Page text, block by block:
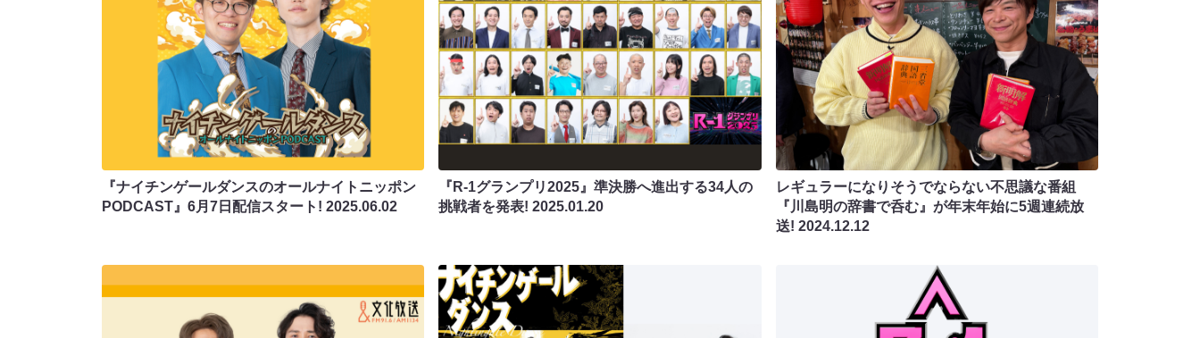
『ナイチンゲールダンスのオールナイトニッポン
PODCAST』6月7日配信スタート! 2025.06.02
『R-1グランプリ2025』準決勝へ進出する34人の
挑戦者を発表!2025.01.20
レギュラーになりそうでならない不思議な番組
『川島明の辞書で呑む』が年末年始に5週連続放
送! 2024.12.12